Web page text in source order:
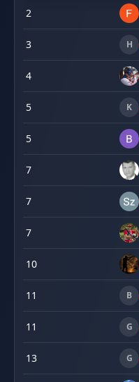
2
3 H
4
5 K
5
7
7
7
10
11 B
11 G
13 G